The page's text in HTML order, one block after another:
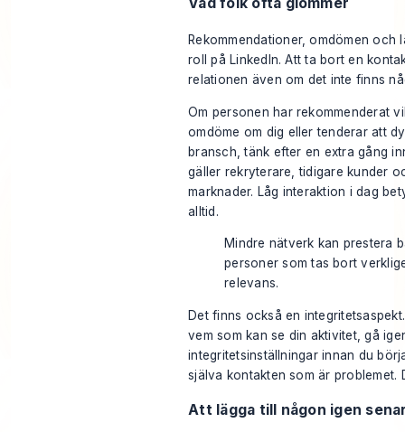
Rekommendationer, omdömen
roll på LinkedIn. Att ta bort en
relationen även om det inte finns
Om personen har rekommenderat
omdöme om dig eller tenderar att
bransch, tänk efter en extra gång
gäller rekryterare, tidigare kunder
marknader. Låg interaktion i dag
alltid.
Mindre nätverk kan prestera
personer som tas bort
relevans.
Det finns också en
vem som kan se din aktivitet, gå
integritetsinställningarinnan du
själva kontakten som är problemet.
Att lägga till någon igen